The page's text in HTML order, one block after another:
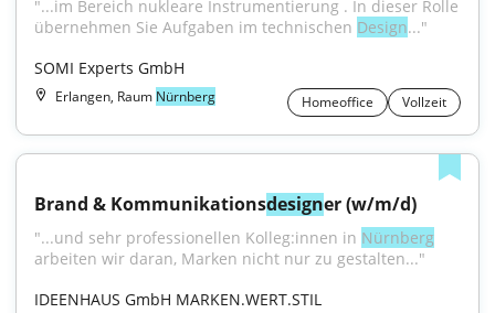
"...im Bereich nukleare Instrumentierung . In dieser Rolle
übernehmen Sie Aufgaben im technischen Design..."
SOMI Experts GmbH
Erlangen, Raum Nürnberg Homeoffice Vollzeit
Brand & Kommunikationsdesigner (w/m/d)
"...und sehr professionellen Kolleg:innen in Nürnberg
arbeiten wir daran, Marken nicht nur zu gestalten..."
IDEENHAUS GmbH MARKEN.WERT.STIL